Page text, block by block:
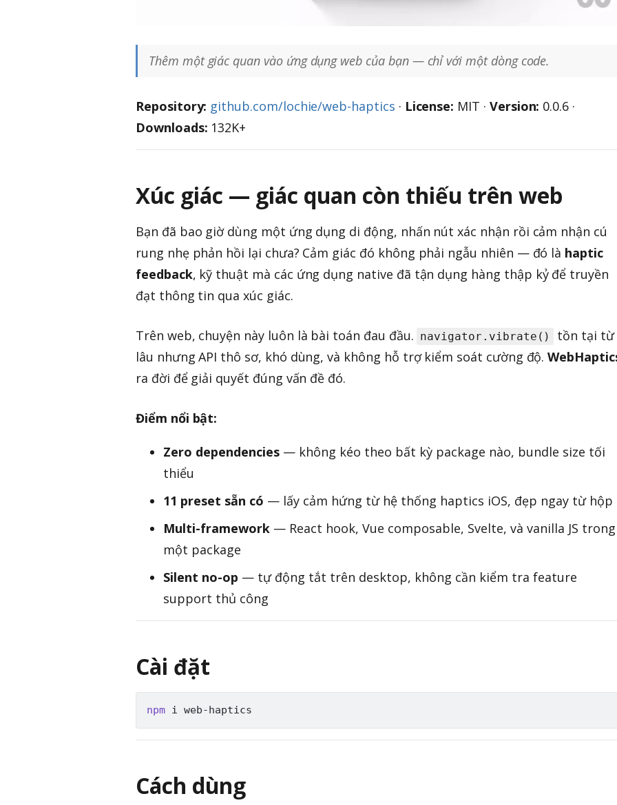
Thêm một giác quan vào ứng dụng web của bạn — chỉ với một dòng code.
Repository: github.com/lochie/web-haptics · License: MIT · Version: 0.0.6 ·
Downloads: 132K+
Xúc giác — giác quan còn thiếu trên web
Bạn đã bao giờ dùng một ứng dụng di động, nhấn nút xác nhận rồi cảm nhận cú
rung nhẹ phản hồi lại chưa? Cảm giác đó không phải ngẫu nhiên — đó là haptic
feedback, kỹ thuật mà các ứng dụng native đã tận dụng hàng thập kỷ để truyền
đạt thông tin qua xúc giác.
Trên web, chuyện này luôn là bài toán đau đầu. navigator.vibrate()
tồn tại từ
lâu nhưng API thô sơ, khó dùng, và không hỗ trợ kiểm soát cường độ.
ra đời để giải quyết đúng vấn đề đó.
Điểm nổi bật:
Zero dependencies — không kéo theo bất kỳ package nào, bundle size tối
thiểu
11 preset sẵn có — lấy cảm hứng từ hệ thống haptics iOS, đẹp ngay từ hộp
Multi-framework — React hook, Vue composable, Svelte, và vanilla JS trong
một package
Silent no-op — tự động tắt trên desktop, không cần kiểm tra feature
support thủ công
Cài đặt
npm
Cách dùng